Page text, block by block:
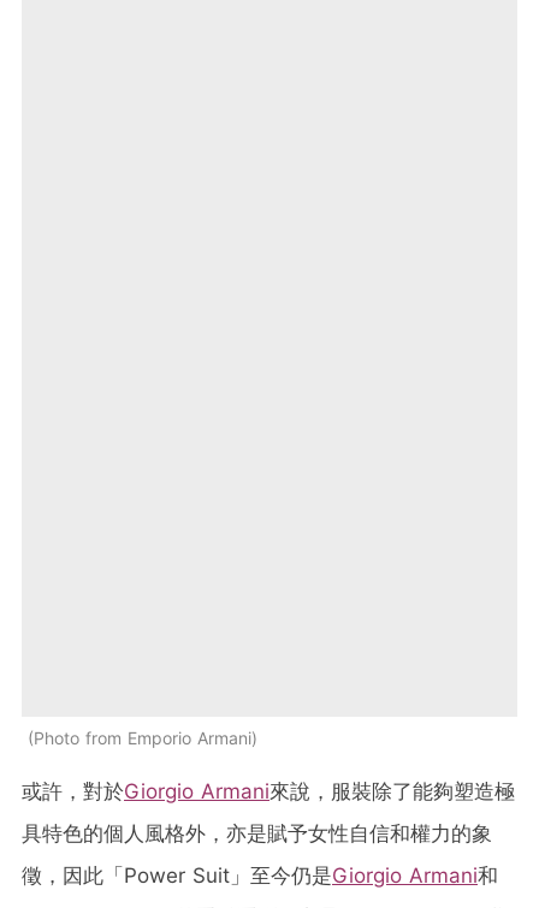
Photo from Emporio Armani
或許，對於Giorgio Armani來說，服裝除了能夠塑造極
具特色的個人風格外，亦是賦予女性自信和權力的象
徵，因此「Power Suit」至今仍是Giorgio Armani和